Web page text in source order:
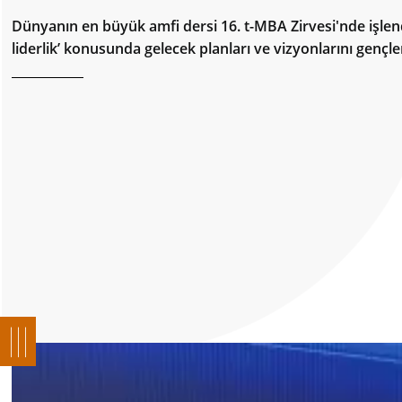
Dünyanın en büyük amfi dersi 16. t-MBA Zirvesi'nde
liderlik’ konusunda gelecek planları ve vizyonlarını